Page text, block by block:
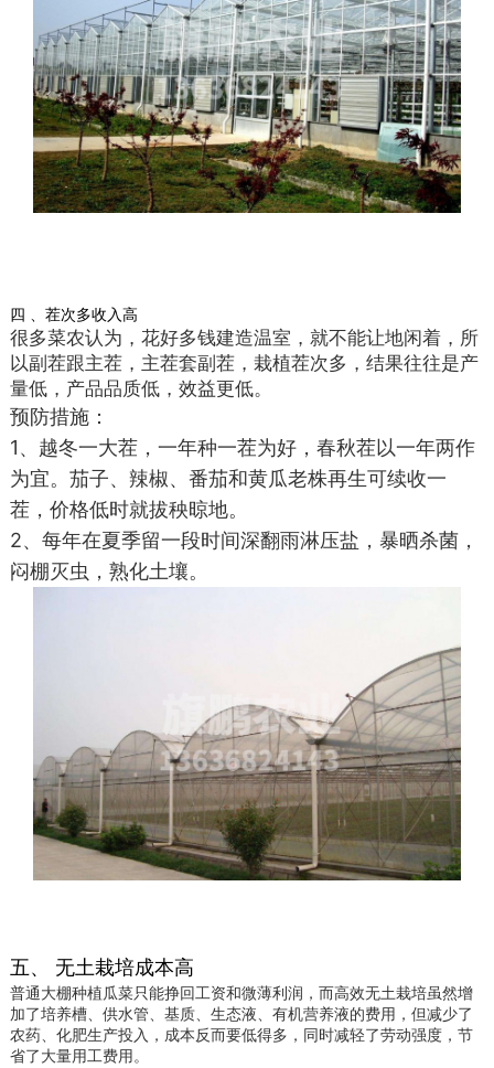
四 、茬次多收入高
很多菜农认为，花好多钱建造温室，就不能让地闲着，所
以副茬跟主茬，主茬套副茬，栽植茬次多，结果往往是产
量低，产品品质低，效益更低。
预防措施：
1、越冬一大茬，一年种一茬为好，春秋茬以一年两作
为宜。茄子、辣椒、番茄和黄瓜老株再生可续收一
茬，价格低时就拔秧晾地。
2、每年在夏季留一段时间深翻雨淋压盐，暴晒杀菌，
闷棚灭虫，熟化土壤。
五、 无土栽培成本高
普通大棚种植瓜菜只能挣回工资和微薄利润，而高效无土栽培虽然增
加了培养槽、供水管、基质、生态液、有机营养液的费用，但减少了
农药、化肥生产投入，成本反而要低得多，同时减轻了劳动强度，节
省了大量用工费用。